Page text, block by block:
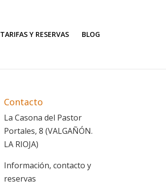
TARIFAS Y RESERVAS BLOG
Contacto
La Casona del Pastor
Portales, 8 (VALGAÑÓN.
LA RIOJA)
Información, contacto y
reservas